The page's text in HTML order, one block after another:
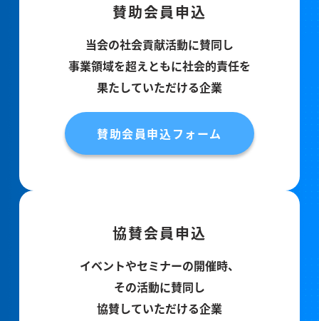
賛助会員申込
当会の社会貢献活動に賛同し
事業領域を超えともに社会的責任を
果たしていただける企業
賛助会員申込フォーム
協賛会員申込
イベントやセミナーの開催時、
その活動に賛同し
協賛していただける企業